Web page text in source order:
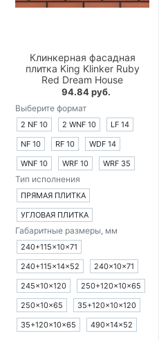
Клинкерная фасадная
плитка King Klinker Ruby
Red Dream House
94.84 руб.
Выберите формат
2 NF 10 2 WNF 10
LF 14
NF 10
RF 10
WDF 14
WNF 10
WRF 10 WRF 35
Тип исполнения
ПРЯМАЯ ПЛИТКА
УГЛОВАЯ ПЛИТКА
Габаритные размеры, мм
240+115×10×71
240+115×14×52
240×10×71
245×10×120
250+120×10×65
250×10×65
35+120×10×120
35+120×10×65
490×14×52